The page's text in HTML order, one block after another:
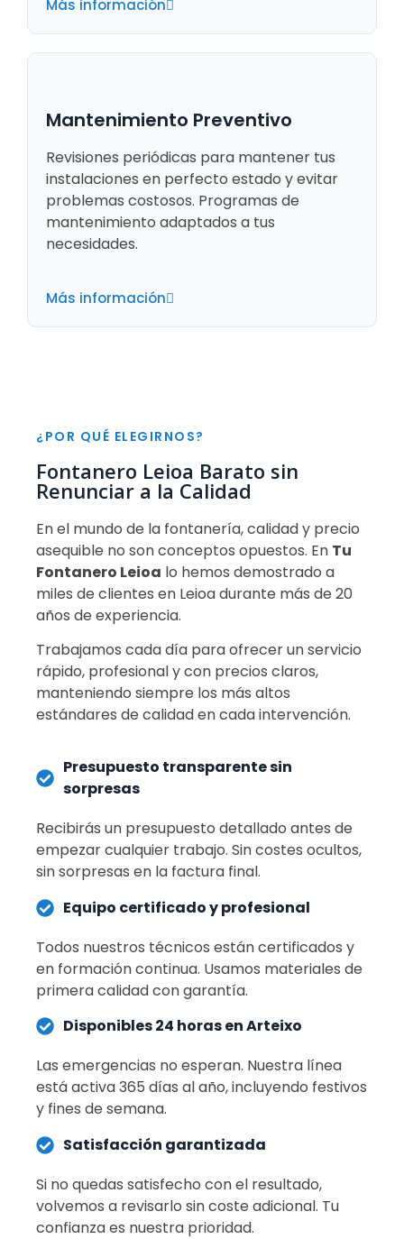
Más información
Mantenimiento Preventivo
Revisiones periódicas para mantener tus
instalaciones en perfecto estado y evitar
problemas costosos. Programas de
mantenimiento adaptados a tus
necesidades.
Más información
¿POR QUÉ ELEGIRNOS?
Fontanero Leioa Barato sin
Renunciar a la Calidad
En el mundo de la fontanería, calidad y precio
asequible no son conceptos opuestos. En Tu
Fontanero Leioa lo hemos demostrado a
miles de clientes en Leioa durante más de 20
años de experiencia.
Trabajamos cada día para ofrecer un servicio
rápido, profesional y con precios claros,
manteniendo siempre los más altos
estándares de calidad en cada intervención.
Presupuesto transparente sin
sorpresas
Recibirás un presupuesto detallado antes de
empezar cualquier trabajo. Sin costes ocultos,
sin sorpresas en la factura final.
Equipo certificado y profesional
Todos nuestros técnicos están certificados y
en formación continua. Usamos materiales de
primera calidad con garantía.
Disponibles 24 horas en Arteixo
Las emergencias no esperan. Nuestra línea
está activa 365 días al año, incluyendo festivos
y fines de semana.
Satisfacción garantizada
Si no quedas satisfecho con el resultado,
volvemos a revisarlo sin coste adicional. Tu
confianza es nuestra prioridad.